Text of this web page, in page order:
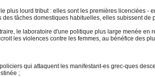
plus lourd tribut : elles sont les premières licenciées
tâches domestiques habituelles, elles subissent
le laboratoire d'une politique plus large menée
les violences contre les femmes, au bénéfice des
qui attaquent les manifestant-es grec-ques
;